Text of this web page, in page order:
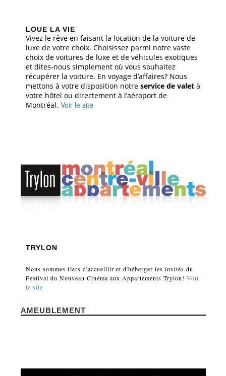
LOUE LA VIE
Vivez le rêve en faisant la location de la voiture de
luxe de votre choix. Choisissez parmi notre vaste
choix de voitures de luxe et de véhicules exotiques
et dites-nous simplement où vous souhaitez
récupérer la voiture. En voyage d’affaires? Nous
mettons à votre disposition notre service de valetà
votre hôtel ou directement à l’aéroport de
Montréal. Voir le site
TRYLON
Nous sommes fiers d'accueillir et d'héberger les invités du
Festival du Nouveau Cinéma aux Appartements Trylon! Voir
le site
AMEUBLEMENT